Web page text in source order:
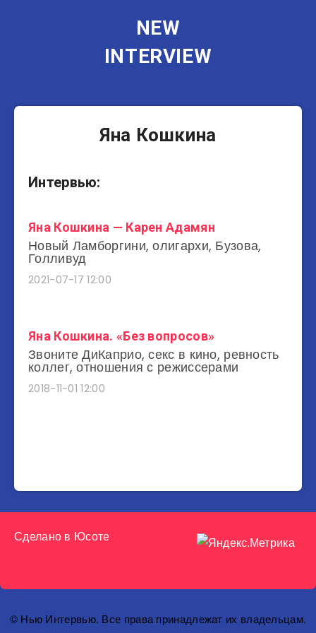
NEW
INTERVIEW
Яна Кошкина
Интервью:
Яна Кошкина — Карен Адамян
Новый Ламборгини, олигархи, Бузова,
Голливуд
2021-07-17 12:00
Яна Кошкина. «Без вопросов»
Звоните ДиКаприо, секс в кино, ревность
коллег, отношения с режиссерами
2018-11-01 12:00
Сделано в Юсоте
© Нью Интервью. Все права принадлежат их владельцам.